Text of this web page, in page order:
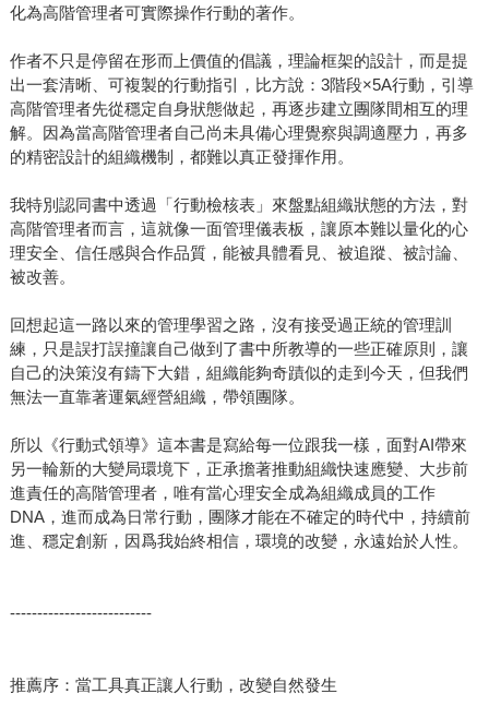
化為高階管理者可實際操作行動的著作。
作者不只是停留在形而上價值的倡議，理論框架的設計，而是提
出一套清晰、可複製的行動指引，比方說：3階段×5A行動，引導
高階管理者先從穩定自身狀態做起，再逐步建立團隊間相互的理
解。因為當高階管理者自己尚未具備心理覺察與調適壓力，再多
的精密設計的組織機制，都難以真正發揮作用。
我特別認同書中透過「行動檢核表」來盤點組織狀態的方法，對
高階管理者而言，這就像一面管理儀表板，讓原本難以量化的心
理安全、信任感與合作品質，能被具體看見、被追蹤、被討論、
被改善。
回想起這一路以來的管理學習之路，沒有接受過正統的管理訓
練，只是誤打誤撞讓自己做到了書中所教導的一些正確原則，讓
自己的決策沒有鑄下大錯，組織能夠奇蹟似的走到今天，但我們
無法一直靠著運氣經營組織，帶領團隊。
所以《行動式領導》這本書是寫給每一位跟我一樣，面對AI帶來
另一輪新的大變局環境下，正承擔著推動組織快速應變、大步前
進責任的高階管理者，唯有當心理安全成為組織成員的工作
DNA，進而成為日常行動，團隊才能在不確定的時代中，持續前
進、穩定創新，因爲我始終相信，環境的改變，永遠始於人性。
--------------------------
推薦序：當工具真正讓人行動，改變自然發生